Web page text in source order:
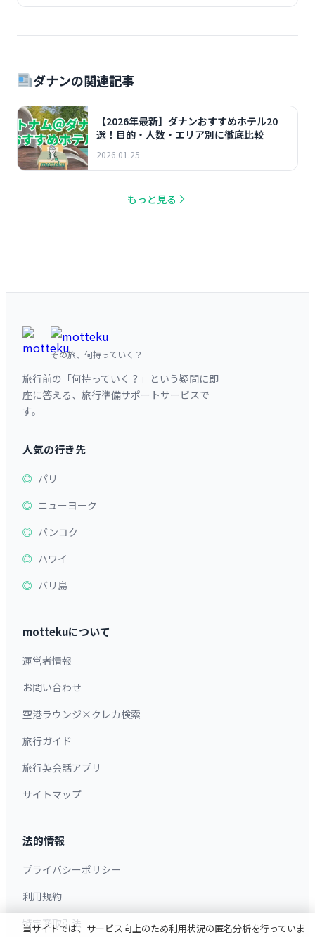
ダナンの関連記事
【2026年最新】ダナンおすすめホテル20
選！目的・人数・エリア別に徹底比較
2026.01.25
もっと見る
その旅、何持っていく？
旅行前の「何持っていく？」という疑問に即
座に答える、旅行準備サポートサービスで
す。
人気の行き先
パリ
ニューヨーク
バンコク
ハワイ
バリ島
mottekuについて
運営者情報
お問い合わせ
空港ラウンジ×クレカ検索
旅行ガイド
旅行英会話アプリ
サイトマップ
法的情報
プライバシーポリシー
利用規約
特定商取引法
当サイトでは、サービス向上のため利用状況の匿名分析を行っていま